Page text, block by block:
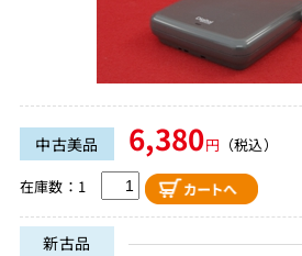
中古美品 6,380円 （税込）
在庫数：1
新古品